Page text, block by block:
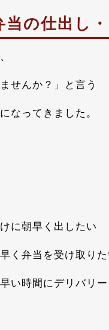
当の仕出し
せんか？」と言う
なってきました。
に朝早く出したい
く弁当を受け取りた
い時間にデリバリ